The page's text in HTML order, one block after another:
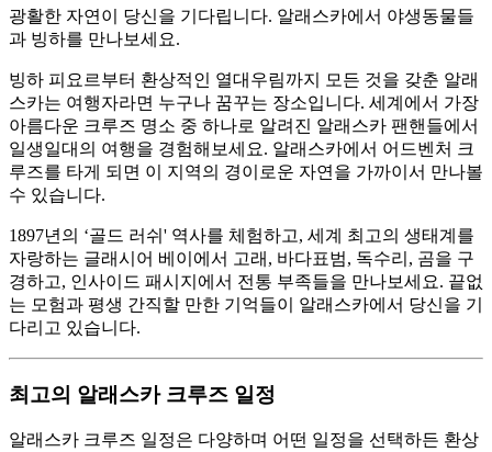
광활한 자연이 당신을 기다립니다. 알래스카에서 야생동물들
과 빙하를 만나보세요.
빙하 피요르부터 환상적인 열대우림까지 모든 것을 갖춘 알래
스카는 여행자라면 누구나 꿈꾸는 장소입니다. 세계에서 가장
아름다운 크루즈 명소 중 하나로 알려진 알래스카 팬핸들에서
일생일대의 여행을 경험해보세요. 알래스카에서 어드벤처 크
루즈를 타게 되면 이 지역의 경이로운 자연을 가까이서 만나볼
수 있습니다.
1897년의 ‘골드 러쉬' 역사를 체험하고, 세계 최고의 생태계를
자랑하는 글래시어 베이에서 고래, 바다표범, 독수리, 곰을 구
경하고, 인사이드 패시지에서 전통 부족들을 만나보세요. 끝없
는 모험과 평생 간직할 만한 기억들이 알래스카에서 당신을 기
다리고 있습니다.
최고의 알래스카 크루즈 일정
알래스카 크루즈 일정은 다양하며 어떤 일정을 선택하든 환상